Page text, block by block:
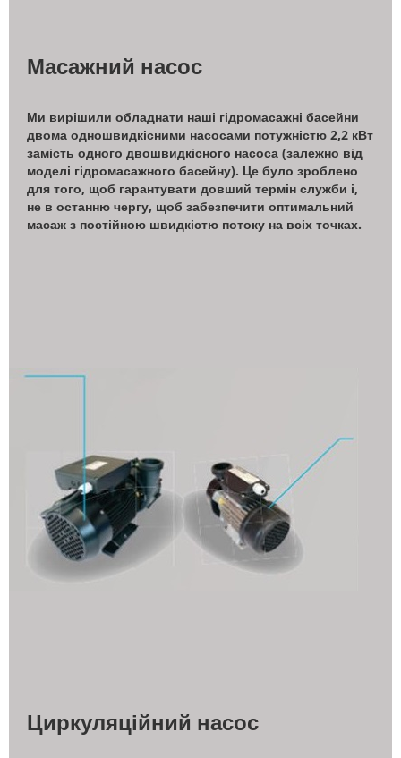
Масажний насос
Ми вирішили обладнати наші гідромасажні басейни
двома одношвидкісними насосами потужністю 2,2 кВт
замість одного двошвидкісного насоса (залежно від
моделі гідромасажного басейну). Це було зроблено
для того, щоб гарантувати довший термін служби і,
не в останню чергу, щоб забезпечити оптимальний
масаж з постійною швидкістю потоку на всіх точках.
Циркуляційний насос